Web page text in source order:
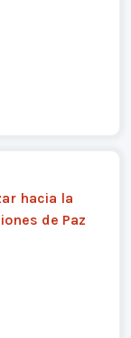
hacia la
de Paz